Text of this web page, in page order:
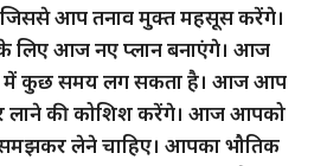
जिससे आप तनाव मुक्त महसूस करेंगे।
लिए आज नए प्लान बनाएंगे। आज
में कुछ समय लग सकता है। आज आप
लाने की कोशिश करेंगे। आज आपको
लेने चाहिए। आपका भौतिक